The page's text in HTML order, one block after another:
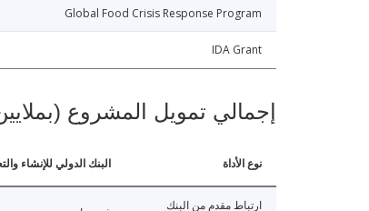
Global Food Crisis Response Program
IDA Grant
إجمالي تمويل المشروع
نوع الأداة البنك الدولي للإنشاء
ارتباط مقدم من البنك